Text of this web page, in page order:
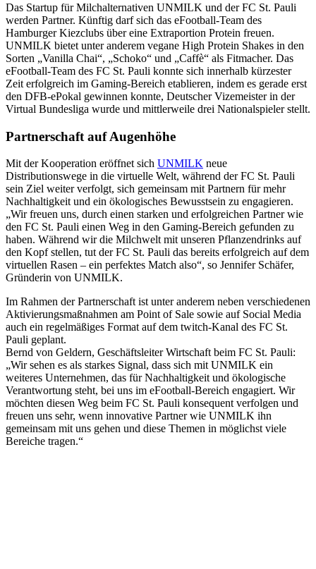
Das Startup für Milchalternativen UNMILK und der FC St. Pauli
werden Partner. Künftig darf sich das eFootball-Team des
Hamburger Kiezclubs über eine Extraportion Protein freuen.
UNMILK bietet unter anderem vegane High Protein Shakes in den
Sorten „Vanilla Chai“, „Schoko“ und „Caffè“ als Fitmacher. Das
eFootball-Team des FC St. Pauli konnte sich innerhalb kürzester
Zeit erfolgreich im Gaming-Bereich etablieren, indem es gerade erst
den DFB-ePokal gewinnen konnte, Deutscher Vizemeister in der
Virtual Bundesliga wurde und mittlerweile drei Nationalspieler stellt.
Partnerschaft auf Augenhöhe
Mit der Kooperation eröffnet sich UNMILK neue
Distributionswege in die virtuelle Welt, während der FC St. Pauli
sein Ziel weiter verfolgt, sich gemeinsam mit Partnern für mehr
Nachhaltigkeit und ein ökologisches Bewusstsein zu engagieren.
„Wir freuen uns, durch einen starken und erfolgreichen Partner wie
den FC St. Pauli einen Weg in den Gaming-Bereich gefunden zu
haben. Während wir die Milchwelt mit unseren Pflanzendrinks auf
den Kopf stellen, tut der FC St. Pauli das bereits erfolgreich auf dem
virtuellen Rasen – ein perfektes Match also“, so Jennifer Schäfer,
Gründerin von UNMILK.
Im Rahmen der Partnerschaft ist unter anderem neben verschiedenen
Aktivierungsmaßnahmen am Point of Sale sowie auf Social Media
auch ein regelmäßiges Format auf dem twitch-Kanal des FC St.
Pauli geplant.
Bernd von Geldern, Geschäftsleiter Wirtschaft beim FC St. Pauli:
„Wir sehen es als starkes Signal, dass sich mit UNMILK ein
weiteres Unternehmen, das für Nachhaltigkeit und ökologische
Verantwortung steht, bei uns im eFootball-Bereich engagiert. Wir
möchten diesen Weg beim FC St. Pauli konsequent verfolgen und
freuen uns sehr, wenn innovative Partner wie UNMILK ihn
gemeinsam mit uns gehen und diese Themen in möglichst viele
Bereiche tragen.“